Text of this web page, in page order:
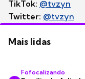
TikTok: @tvzyn
Twitter: @tvzyn
Mais lidas
Fofocalizando